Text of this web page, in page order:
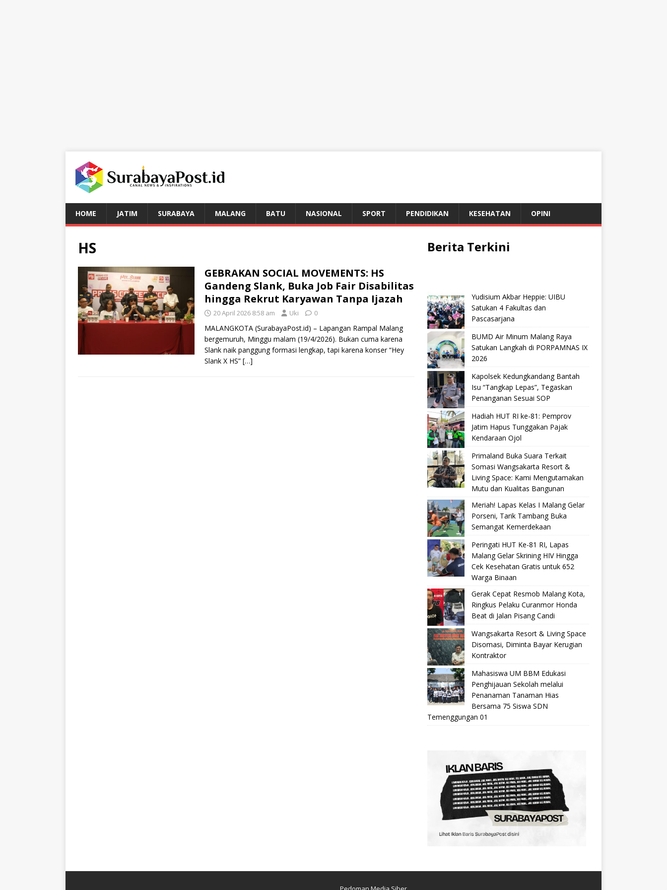
HOME JATIM SURABAYA MALANG BATU NASIONAL SPORT PENDIDIKAN KESEHATAN OPINI
HS
GEBRAKAN SOCIAL MOVEMENTS: HS
Gandeng Slank, Buka Job Fair Disabilitas
hingga Rekrut Karyawan Tanpa Ijazah
20 April 2026 8:58 am Uki 0
MALANGKOTA (SurabayaPost.id) – Lapangan Rampal Malang
bergemuruh, Minggu malam (19/4/2026). Bukan cuma karena
Slank naik panggung formasi lengkap, tapi karena konser “Hey
Slank X HS” […]
Berita Terkini
Yudisium Akbar Heppie: UIBU
Satukan 4 Fakultas dan
Pascasarjana
BUMD Air Minum Malang Raya
Satukan Langkah di PORPAMNAS IX
2026
Kapolsek Kedungkandang Bantah
Isu “Tangkap Lepas”, Tegaskan
Penanganan Sesuai SOP
Hadiah HUT RI ke-81: Pemprov
Jatim Hapus Tunggakan Pajak
Kendaraan Ojol
Primaland Buka Suara Terkait
Somasi Wangsakarta Resort &
Living Space: Kami Mengutamakan
Mutu dan Kualitas Bangunan
Meriah! Lapas Kelas I Malang Gelar
Porseni, Tarik Tambang Buka
Semangat Kemerdekaan
Peringati HUT Ke-81 RI, Lapas
Malang Gelar Skrining HIV Hingga
Cek Kesehatan Gratis untuk 652
Warga Binaan
Gerak Cepat Resmob Malang Kota,
Ringkus Pelaku Curanmor Honda
Beat di Jalan Pisang Candi
Wangsakarta Resort & Living Space
Disomasi, Diminta Bayar Kerugian
Kontraktor
Mahasiswa UM BBM Edukasi
Penghijauan Sekolah melalui
Penanaman Tanaman Hias
Bersama 75 Siswa SDN
Temenggungan 01